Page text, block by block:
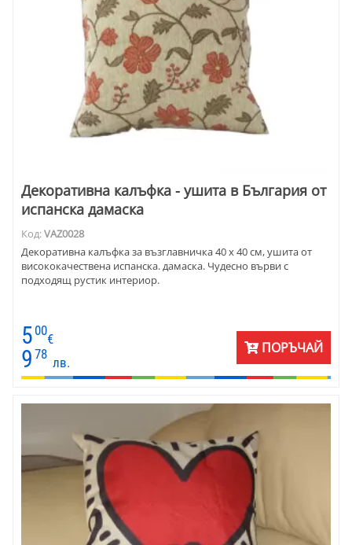
Декоративна калъфка - ушита в България от
испанска дамаска
Код:VAZ0028
Декоративна калъфка за възглавничка 40 х 40 см, ушита от
висококачествена испанска. дамаска. Чудесно върви с
подходящ рустик интериор.
5 00
€
9 78
лв.
ПОРЪЧАЙ